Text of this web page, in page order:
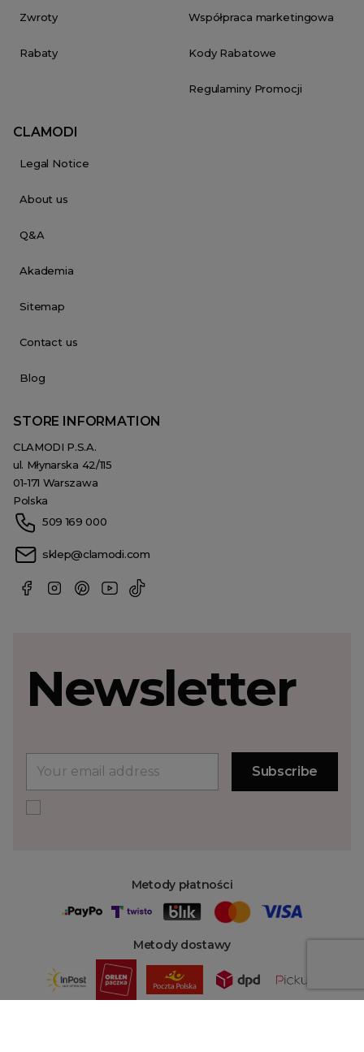
Zwroty
Rabaty
Współpraca marketingowa
Kody Rabatowe
Regulaminy Promocji
CLAMODI
Legal Notice
About us
Q&A
Akademia
Sitemap
Contact us
Blog
STORE INFORMATION
CLAMODI P.S.A.
ul. Młynarska 42/115
01-171 Warszawa
Polska
509 169 000
sklep@clamodi.com
Metody płatności
Metody dostawy
Newsletter